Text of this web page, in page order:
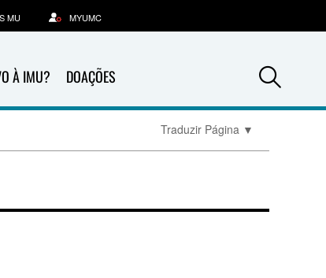
À IMU? DOAÇÕES
MU MYUMC
Traduzir Página ▼